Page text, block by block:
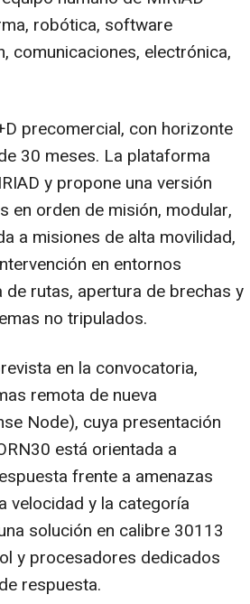
robótica, software
comunicaciones, electrónica,
precomercial, con horizonte
30 meses. La plataforma
y propone una versión
en orden de misión, modular,
a misiones de alta movilidad,
en entornos
rutas, apertura de brechas y
no tripulados.
en la convocatoria,
remota de nueva
Node), cuya presentación
está orientada a
frente a amenazas
velocidad y la categoría
solución en calibre 30113
y procesadores dedicados
respuesta.